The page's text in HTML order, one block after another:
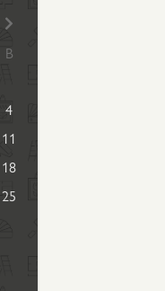
В
4
11
18
25